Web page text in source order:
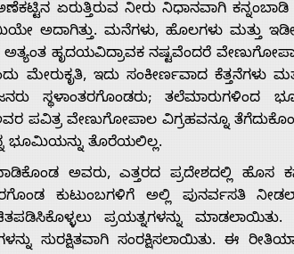
ಏರುತ್ತಿರುವ ನೀರು ನಿಧಾನವಾಗಿ
ಅದಾಗಿತ್ತು. ಮನೆಗಳು, ಹೊಲಗಳು ಮತ್ತು
ಹೃದಯವಿದ್ರಾವಕ ನಷ್ಟವೆಂದರೆ
ಮೇರುಕೃತಿ, ಇದು ಸಂಕೀರ್ಣವಾದ ಕೆತ್ತನೆಗಳು
ಸ್ಥಳಾಂತರಗೊಂಡರು; ತಲೆಮಾರುಗಳಿಂದ
ಅವರ ಪವಿತ್ರ ವೇಣುಗೋಪಾಲ ವಿಗ್ರಹವನ್ನೂ
ಭೂಮಿಯನ್ನು ತೊರೆಯಲಿಲ್ಲ.
ಅವರು, ಎತ್ತರದ ಪ್ರದೇಶದಲ್ಲಿ ಹೊಸ
ಕುಟುಂಬಗಳಿಗೆ ಅಲ್ಲಿ ಪುನರ್ವಸತಿ
ಪ್ರಯತ್ನಗಳನ್ನು
ಸುರಕ್ಷಿತವಾಗಿ ಸಂರಕ್ಷಿಸಲಾಯಿತು. ಈ